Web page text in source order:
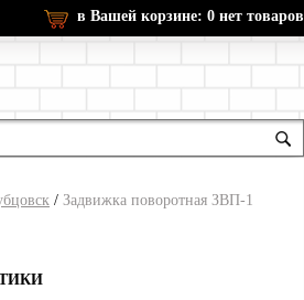
в Вашей корзине: 0 нет товаров
/ Задвижка поворотная ЗВП-1